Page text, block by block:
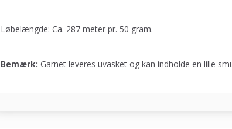
Løbelængde: Ca. 287 meter pr. 50 gram.
Bemærk: Garnet leveres uvasket og kan indholde en lille